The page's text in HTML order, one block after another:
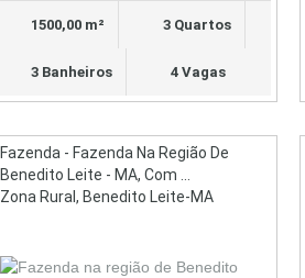
1500,00 m² 3 Quartos
3 Banheiros 4 Vagas
Fazenda - Fazenda Na Região De
Benedito Leite - MA, Com ...
Zona Rural, Benedito Leite-MA